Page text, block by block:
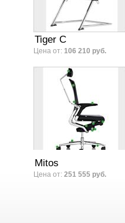
Tiger C
Цена от: 106 210 руб.
Mitos
Цена от: 251 555 руб.